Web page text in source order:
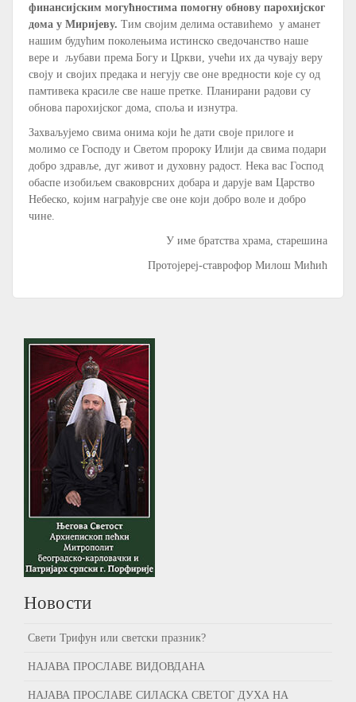
Новости
Свети Трифун или светски празник?
НАЈАВА ПРОСЛАВЕ ВИДОВДАНА
НАЈАВА ПРОСЛАВЕ СИЛАСКА СВЕТОГ ДУХА НА
финансијским могућностима помогну обнову парохијског
дома у Миријеву. Тим својим делима оставићемо у аманет
нашим будућим поколењима истинско сведочанство наше
вере и љубави према Богу и Цркви, учећи их да чувају веру
своју и својих предака и негују све оне вредности које су од
памтивека красиле све наше претке. Планирани радови су
обнова парохијског дома, споља и изнутра.
Захваљујемо свима онима који ће дати своје прилоге и
молимо се Господу и Светом пророку Илији да свима подари
добро здравље, дуг живот и духовну радост. Нека вас Господ
обаспе изобиљем сваковрсних добара и дарује вам Царство
Небеско, којим награђује све оне који добро воле и добро
чине.
У име братства храма, старешина
Протојереј-ставрофор Милош Мићић